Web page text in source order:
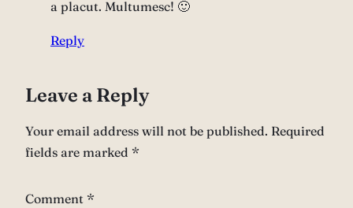
a placut. Multumesc! 🙂
Reply
Leave a Reply
Your email address will not be published. Required
fields are marked *
Comment *